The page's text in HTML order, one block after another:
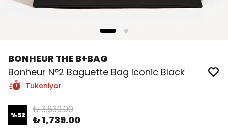
BONHEUR THE B+BAG
Bonheur N°2 Baguette Bag Iconic Black
Tükeniyor
%52 ₺ 3,639.00
₺ 1,739.00